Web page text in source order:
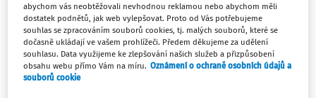
1 minuta čtení
Zdroj:MŠMT
Ministerstvo školství, mládeže a tělovýchovy předkládá
a zveřejňuje v souladu se školským zákonem Výroční
abychom vás neobtěžovali nevhodnou reklamou nebo abychom měli
dostatek podnětů, jak web vylepšovat. Proto od Vás potřebujeme
souhlas se zpracováním souborů cookies, tj. malých souborů, které se
dočasně ukládají ve vašem prohlížeči. Předem děkujeme za udělení
souhlasu. Data využijeme ke zlepšování našich služeb a přizpůsobení
obsahu webu přímo Vám na míru. Oznámení o ochraně osobních údajů a
souborů cookie